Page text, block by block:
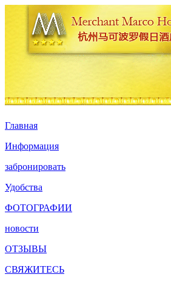
Главная
Информация
забронировать
Удобства
ФОТОГРАФИИ
новости
ОТЗЫВЫ
СВЯЖИТЕСЬ